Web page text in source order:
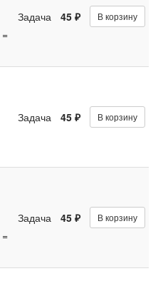
=
Задача 45 ₽ В корзину
Задача 45 ₽ В корзину
=
Задача 45 ₽ В корзину